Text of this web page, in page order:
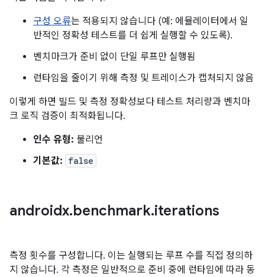
구성 오류는 적용되지 않습니다 (예: 에뮬레이터에서 일
반적인 정확성 테스트를 더 쉽게 실행할 수 있도록).
벤치마크가 준비 없이 단일 루프만 실행됨
런타임을 줄이기 위해 측정 및 트레이스가 캡처되지 않음
이렇게 하면 빌드 및 측정 정확성보다 테스트 처리량과 벤치마
크 로직 검증이 최적화됩니다.
인수 유형: 불리언
기본값: false
androidx.benchmark.iterations
측정 횟수를 구성합니다. 이는 실행되는 루프 수를 직접 정의하
지 않습니다. 각 측정은 일반적으로 준비 중에 런타임에 따라 동